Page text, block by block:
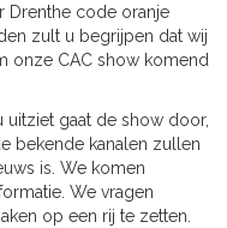
Drenthe code oranje
zult u begrijpen dat wij
onze CAC show komend
uitziet gaat de show door,
bekende kanalen zullen
is. We komen
We vragen
op een rij te zetten.